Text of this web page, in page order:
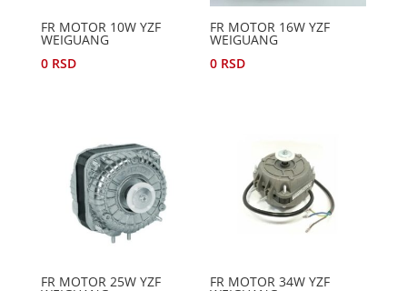
FR MOTOR 10W YZF
WEIGUANG
0 RSD
FR MOTOR 16W YZF
WEIGUANG
0 RSD
FR MOTOR 25W YZF FR MOTOR 34W YZF